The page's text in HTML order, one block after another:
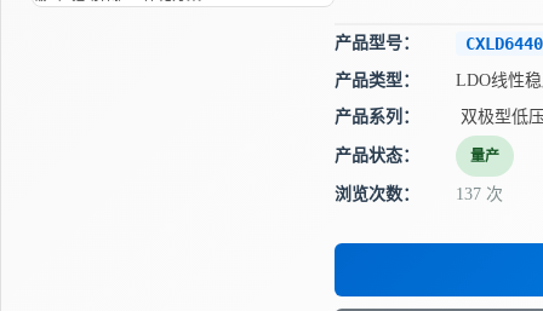
产品型号：
产品类型：
LDO线性
产品系列：
双极型低
产品状态： 量产
浏览次数： 137 次